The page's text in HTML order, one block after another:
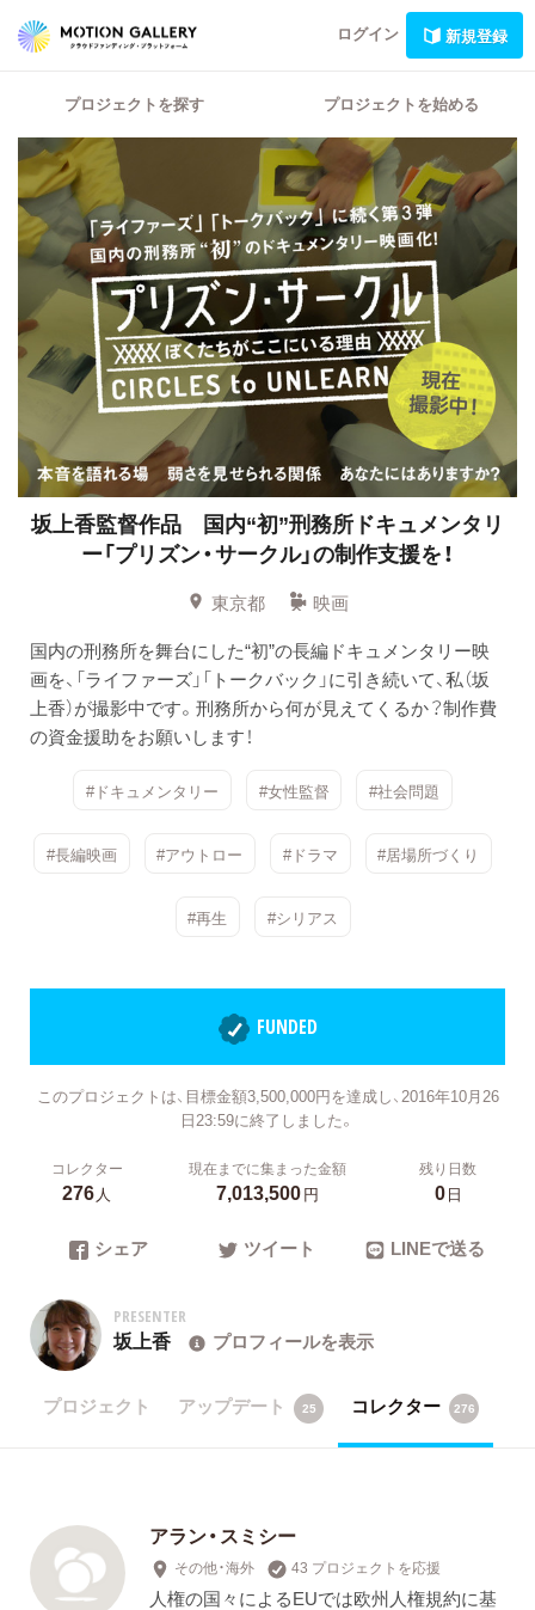
ログイン 新規登録
プロジェクトを探す プロジェクトを始める
坂上香監督作品 国内“初”刑務所ドキュメンタリ
ー「プリズン・サークル」の制作支援を！
東京都
映画
国内の刑務所を舞台にした“初”の長編ドキュメンタリー映
画を、「ライファーズ」「トークバック」に引き続いて、私（坂
上香）が撮影中です。刑務所から何が見えてくるか？制作費
の資金援助をお願いします！
#ドキュメンタリー #女性監督 #社会問題
#長編映画 #アウトロー #ドラマ #居場所づくり
#再生 #シリアス
FUNDED
このプロジェクトは、目標金額3,500,000円を達成し、2016年10月26
日23:59に終了しました。
コレクター
276人
現在までに集まった金額
7,013,500円
残り日数
0日
シェア ツイート LINEで送る
PRESENTER
坂上香 プロフィールを表示
プロジェクト アップデート 25 コレクター 276
アラン・スミシー
その他・海外 43 プロジェクトを応援
人権の国々によるEUでは欧州人権規約に基